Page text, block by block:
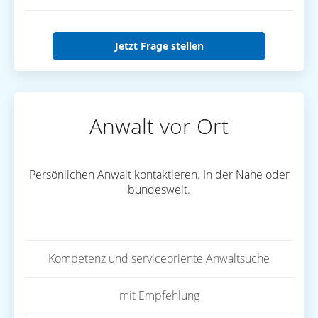
Jetzt Frage stellen
Anwalt vor Ort
Persönlichen Anwalt kontaktieren. In der Nähe oder
bundesweit.
Kompetenz und serviceoriente Anwaltsuche
mit Empfehlung